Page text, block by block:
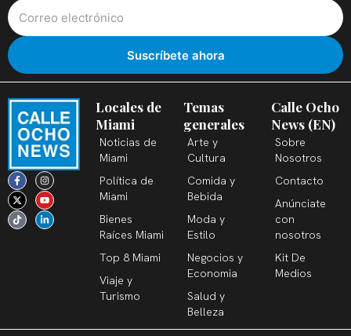
F
a
c
e
b
o
o
I
n
s
t
a
g
r
X
-
t
w
i
t
t
Y
o
u
t
u
b
e
T
i
k
t
o
k
L
i
n
k
e
d
i
Locales de
Miami
Noticias de
Miami
Política de
Miami
Bienes
Raíces Miami
Top 8 Miami
Viaje y
Turismo
Temas
generales
Arte y
Cultura
Comida y
Bebida
Moda y
Estilo
Negocios y
Economia
Salud y
Belleza
Calle Ocho
News (EN)
Sobre
Nosotros
Contacto
Anúnciate
con
nosotros
Kit De
Medios